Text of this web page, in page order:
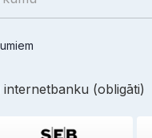
(obligāti)